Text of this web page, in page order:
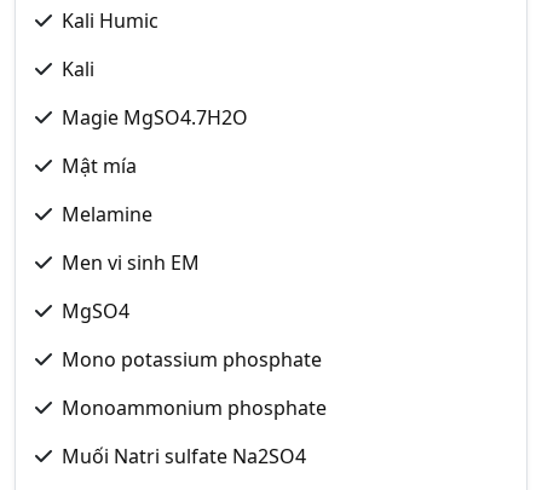
Kali Humic
Kali
Magie MgSO4.7H2O
Mật mía
Melamine
Men vi sinh EM
MgSO4
Mono potassium phosphate
Monoammonium phosphate
Muối Natri sulfate Na2SO4